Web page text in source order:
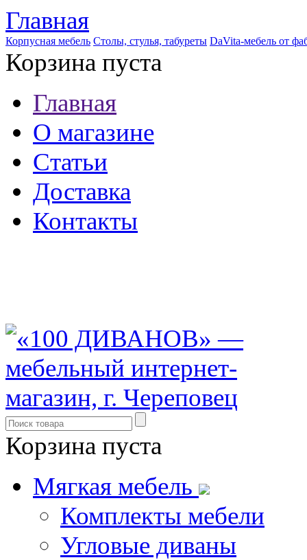
Главная
Корпусная мебель Столы, стулья, табуреты DaVita-мебель от
Корзина пуста
Главная
О магазине
Статьи
Доставка
Контакты
Корзина пуста
Мягкая мебель
Комплекты мебели
Угловые диваны